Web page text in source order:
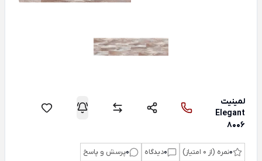
لمینیت
Elegant
8006
0نمره (از 0 امتیاز) 0دیدگاه 0پرسش و پاسخ